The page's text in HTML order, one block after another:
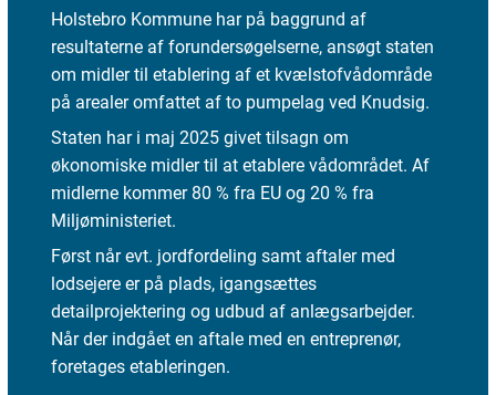
Holstebro Kommune har på baggrund af
resultaterne af forundersøgelserne, ansøgt staten
om midler til etablering af et kvælstofvådområde
på arealer omfattet af to pumpelag ved Knudsig.
Staten har i maj 2025 givet tilsagn om
økonomiske midler til at etablere vådområdet. Af
midlerne kommer 80 % fra EU og 20 % fra
Miljøministeriet.
Først når evt. jordfordeling samt aftaler med
lodsejere er på plads, igangsættes
detailprojektering og udbud af anlægsarbejder.
Når der indgået en aftale med en entreprenør,
foretages etableringen.